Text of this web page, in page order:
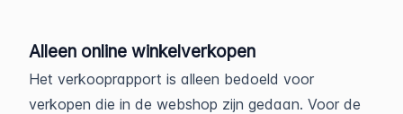
Alleen online winkelverkopen
Het verkooprapport is alleen bedoeld voor
verkopen die in de webshop zijn gedaan. Voor de